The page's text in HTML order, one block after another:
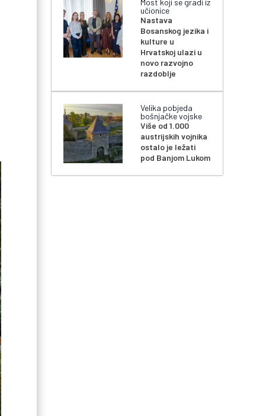
Most koji se gradi iz
učionice
Nastava
Bosanskog jezika i
kulture u
Hrvatskoj ulazi u
novo razvojno
razdoblje
Velika pobjeda
bošnjačke vojske
Više od 1.000
austrijskih vojnika
ostalo je ležati
pod Banjom Lukom